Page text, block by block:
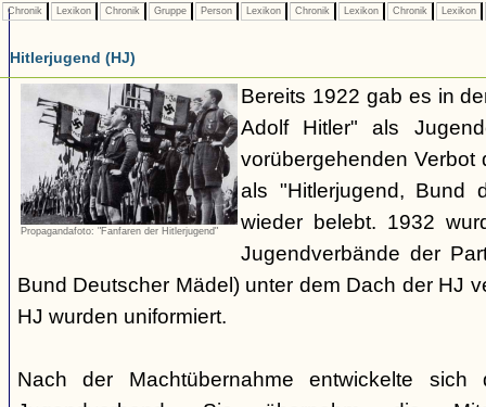
Chronik Lexikon Chronik Gruppe Person Lexikon Chronik Lexikon Chronik Lexikon
Hitlerjugend (HJ)
Propagandafoto: "Fanfaren der Hitlerjugend"
Bereits 1922 gab es in
Adolf Hitler" als
vorübergehenden Verbot
als "Hitlerjugend, Bund
wieder belebt. 1932
Jugendverbände der
Bund Deutscher Mädel) unter dem Dach der HJ
HJ wurden uniformiert.
Nach der Machtübernahme entwickelte